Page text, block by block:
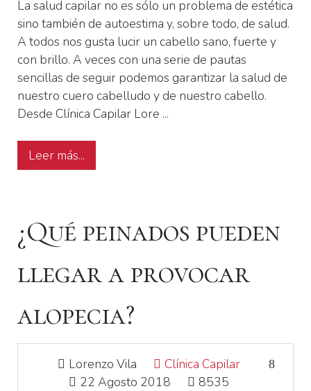
La salud capilar no es sólo un problema de estética
sino también de autoestima y, sobre todo, de salud.
A todos nos gusta lucir un cabello sano, fuerte y
con brillo. A veces con una serie de pautas
sencillas de seguir podemos garantizar la salud de
nuestro cuero cabelludo y de nuestro cabello.
Desde Clínica Capilar Lore ...
Leer más...
¿Qué peinados pueden
llegar a provocar
alopecia?
Lorenzo Vila
Clínica Capilar
22 Agosto 2018
8535